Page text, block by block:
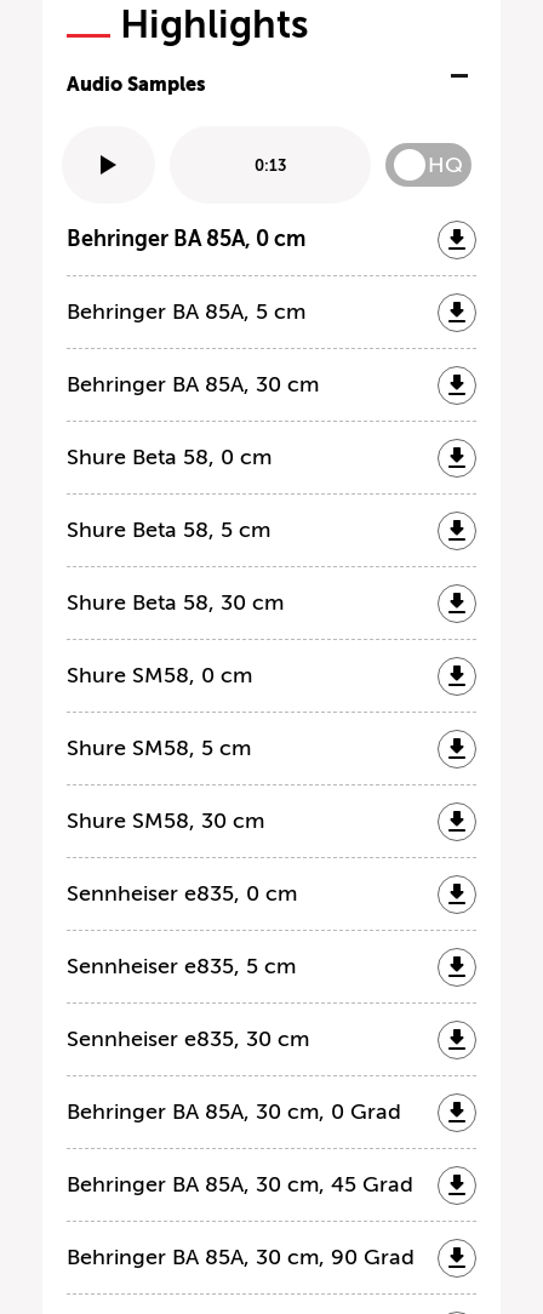
Highlights
Audio Samples
0:13 HQ
Behringer BA 85A, 0 cm
Behringer BA 85A, 5 cm
Behringer BA 85A, 30 cm
Shure Beta 58, 0 cm
Shure Beta 58, 5 cm
Shure Beta 58, 30 cm
Shure SM58, 0 cm
Shure SM58, 5 cm
Shure SM58, 30 cm
Sennheiser e835, 0 cm
Sennheiser e835, 5 cm
Sennheiser e835, 30 cm
Behringer BA 85A, 30 cm, 0 Grad
Behringer BA 85A, 30 cm, 45 Grad
Behringer BA 85A, 30 cm, 90 Grad